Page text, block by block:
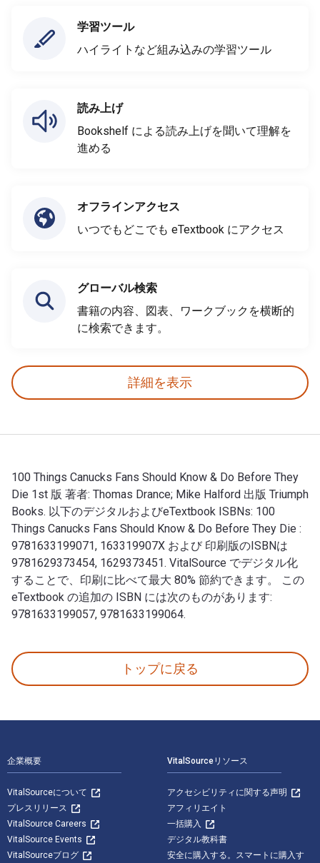
学習ツール
ハイライトなど組み込みの学習ツール
読み上げ
Bookshelf による読み上げを聞いて理解を
進める
オフラインアクセス
いつでもどこでも eTextbook にアクセス
グローバル検索
書籍の内容、図表、ワークブックを横断的
に検索できます。
詳細を表示
100 Things Canucks Fans Should Know & Do Before They
Die 1st 版 著者: Thomas Drance; Mike Halford 出版 Triumph
Books. 以下のデジタルおよびeTextbook ISBNs: 100
Things Canucks Fans Should Know & Do Before They Die :
9781633199071, 163319907X および 印刷版のISBNは
9781629373454, 1629373451. VitalSource でデジタル化
することで、印刷に比べて最大 80% 節約できます。 この
eTextbook の追加の ISBN には次のものがあります:
9781633199057, 9781633199064.
トップに戻る
企業概要
VitalSourceについて
プレスリリース
VitalSource Careers
VitalSource Events
VitalSourceブログ
VitalSourceリソース
アクセシビリティに関する声明
アフィリエイト
一括購入
デジタル教科書
安全に購入する。スマートに購入す